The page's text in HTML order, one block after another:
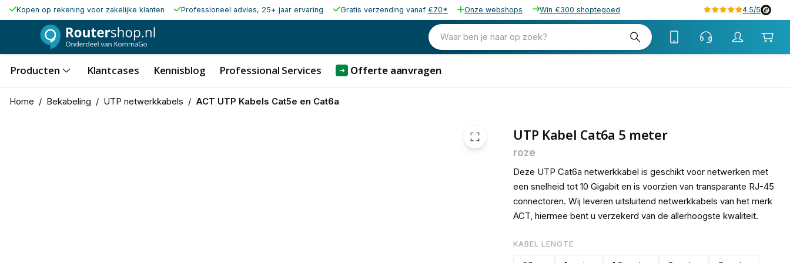
Kopen op rekening voor zakelijke klanten Professioneel advies, 25+ jaar ervaring Gratis verzending vanaf €70* Onze webshops Win €300 shoptegoed 4.5/5
Waar ben je naar op zoek?
Producten Klantcases Kennisblog Professional Services ➜ Offerte aanvragen
Home / Bekabeling / UTP netwerkkabels / ACT UTP Kabels Cat5e en Cat6a
UTP Kabel Cat6a 5 meter
roze
Deze UTP Cat6a netwerkkabel is geschikt voor netwerken met
een snelheid tot 10 Gigabit en is voorzien van transparante RJ-45
connectoren. Wij leveren uitsluitend netwerkkabels van het merk
ACT, hiermee bent u verzekerd van de allerhoogste kwaliteit.
KABEL LENGTE
€ 1,15